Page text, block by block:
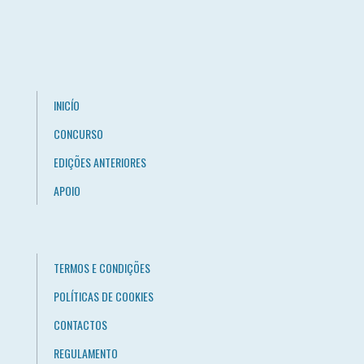
INICÍO
CONCURSO
EDIÇÕES ANTERIORES
APOIO
TERMOS E CONDIÇÕES
POLÍTICAS DE COOKIES
CONTACTOS
REGULAMENTO